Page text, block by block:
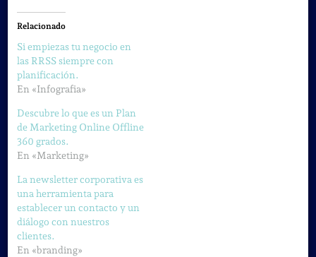
Relacionado
Si empiezas tu negocio en
las RRSS siempre con
planificación.
En «Infografia»
Descubre lo que es un Plan
de Marketing Online Offline
360 grados.
En «Marketing»
La newsletter corporativa es
una herramienta para
establecer un contacto y un
diálogo con nuestros
clientes.
En «branding»